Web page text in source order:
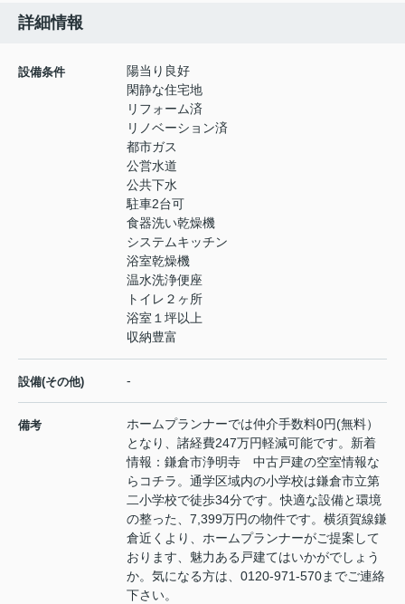
詳細情報
設備条件
陽当り良好
閑静な住宅地
リフォーム済
リノベーション済
都市ガス
公営水道
公共下水
駐車2台可
食器洗い乾燥機
システムキッチン
浴室乾燥機
温水洗浄便座
トイレ２ヶ所
浴室１坪以上
収納豊富
設備(その他) -
備考
ホームプランナーでは仲介手数料0円(無料）
となり、諸経費247万円軽減可能です。新着
情報：鎌倉市浄明寺 中古戸建の空室情報な
らコチラ。通学区域内の小学校は鎌倉市立第
二小学校で徒歩34分です。快適な設備と環境
の整った、7,399万円の物件です。横須賀線鎌
倉近くより、ホームプランナーがご提案して
おります、魅力ある戸建てはいかがでしょう
か。気になる方は、0120-971-570までご連絡
下さい。